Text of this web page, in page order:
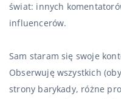
świat: innych
influencerów.
Sam staram się swoje
Obserwuję wszystkich
strony barykady, różne